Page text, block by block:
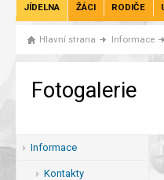
JÍDELNA ŽÁCI RODIČE
Hlavní strana Informace
Fotogalerie
Informace
Kontakty